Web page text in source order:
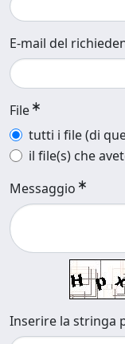
E-mail del
File
tutti i file (di
il file(s) che
Messaggio
Inserire la stringa